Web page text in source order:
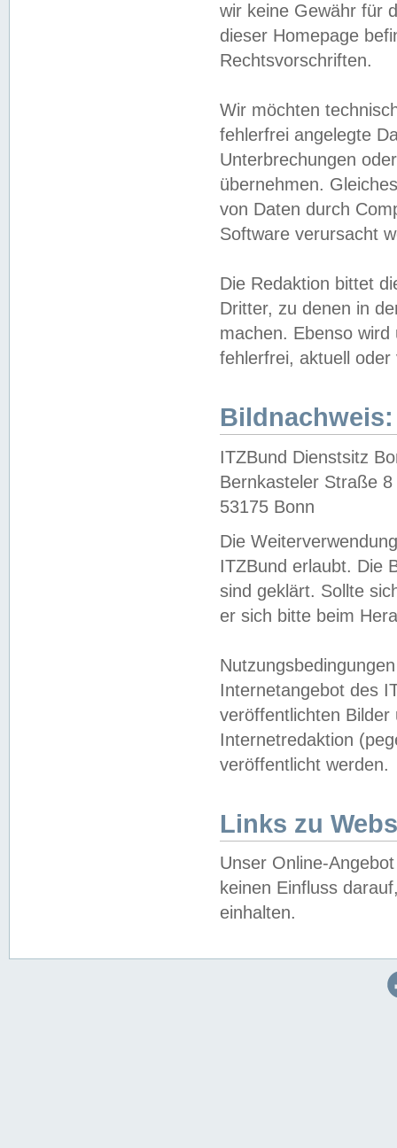
wir keine Gewähr für
dieser Homepage
Rechtsvorschriften.
Wir möchten
fehlerfrei angelegte
Unterbrechungen
übernehmen.
von Daten durch
Software verursacht
Die Redaktion bittet
Dritter, zu denen in
machen. Ebenso
fehlerfrei, aktuell oder
Bildnachweis:
ITZBund Dienstsitz
Bernkasteler Straße 8
53175 Bonn
Die
ITZBund erlaubt. Die
sind geklärt. Sollte
er sich bitte beim
Internetangebot des
veröffentlichten
Internetredaktion
veröffentlicht werden.
Links zu
Unser Online-
keinen Einfluss
einhalten.